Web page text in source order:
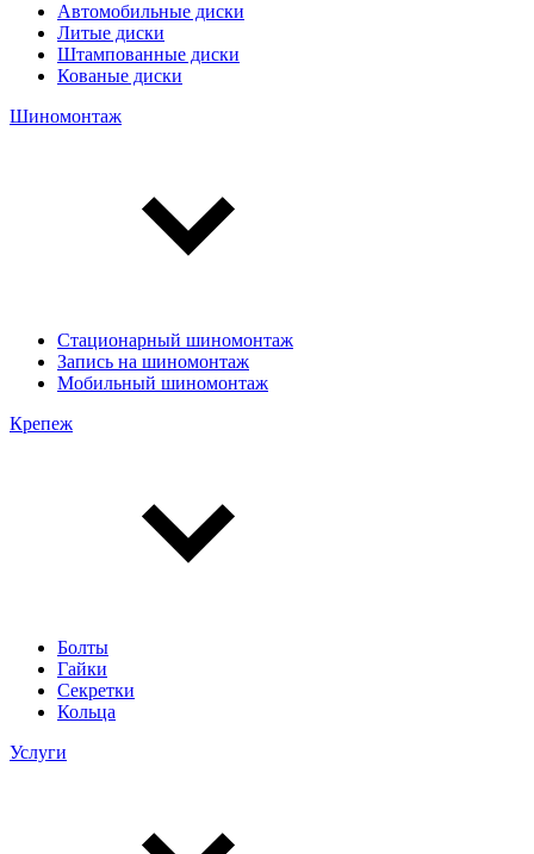
Автомобильные диски
Литые диски
Штампованные диски
Кованые диски
Шиномонтаж
Стационарный шиномонтаж
Запись на шиномонтаж
Мобильный шиномонтаж
Крепеж
Болты
Гайки
Секретки
Кольца
Услуги